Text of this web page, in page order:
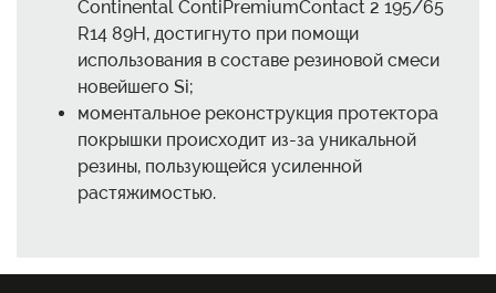
Continental ContiPremiumContact 2 195/65
R14 89H, достигнуто при помощи
использования в составе резиновой смеси
новейшего Si;
моментальное реконструкция протектора
покрышки происходит из-за уникальной
резины, пользующейся усиленной
растяжимостью.